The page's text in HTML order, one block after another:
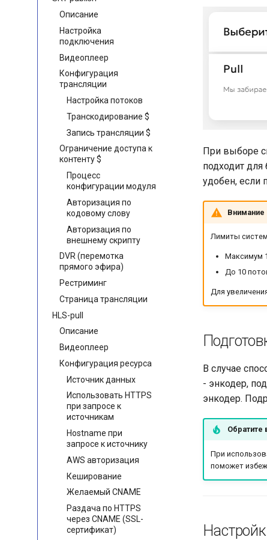
Описание
Настройка
подключения
Видеоплеер
Конфигурация
трансляции
Настройка потоков
Транскодирование $
Запись трансляции $
Ограничение доступа к
контенту $
Процесс
конфигурации модуля
Авторизация по
кодовому слову
Авторизация по
внешнему скрипту
DVR (перемотка
прямого эфира)
Рестриминг
Страница трансляции
HLS-pull
Описание
Видеоплеер
Конфигурация ресурса
Источник данных
Использовать HTTPS
при запросе к
источникам
Hostname при
запросе к источнику
AWS авторизация
Кеширование
Желаемый CNAME
Раздача по HTTPS
через CNAME (SSL-
сертификат)
При выборе
подходит
удобен, если
Внимание
Лимиты
Максимум
До 10
Для
В случае
- энкодер,
энкодер.
Обратите
При
поможет